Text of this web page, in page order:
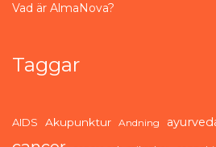
Vad är AlmaNova?
Taggar
AIDS Akupunktur Andning